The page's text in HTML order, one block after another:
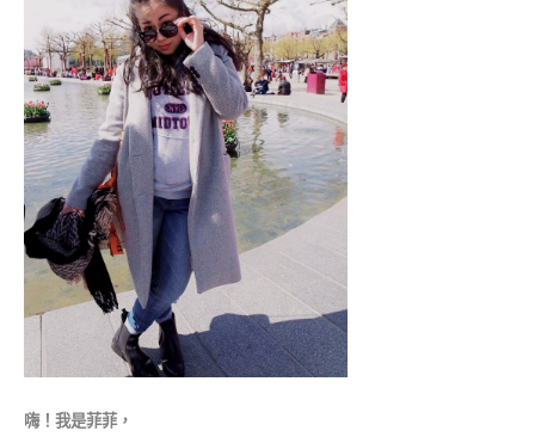
嗨！我是菲菲，